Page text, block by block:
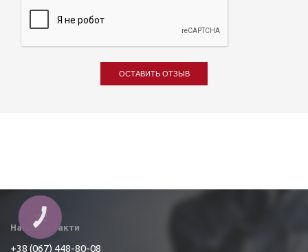
ОСТАВИТЬ ОТЗЫВ
Наші контакти
+38 (067) 448-80-08
КНОПКА
ЗВ'ЯЗКУ